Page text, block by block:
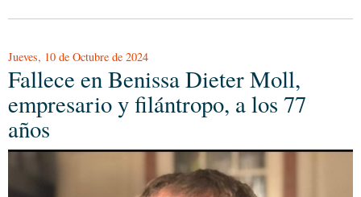
Jueves, 10 de Octubre de 2024
Fallece en Benissa Dieter Moll,
empresario y filántropo, a los 77
años